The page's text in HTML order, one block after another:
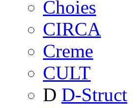
Choies
CIRCA
Creme
CULT
D D-Struct